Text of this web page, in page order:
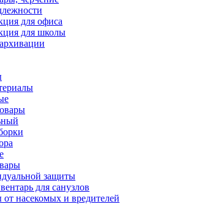
для офиса
для школы
защиты
для санузлов
насекомых и вредителей